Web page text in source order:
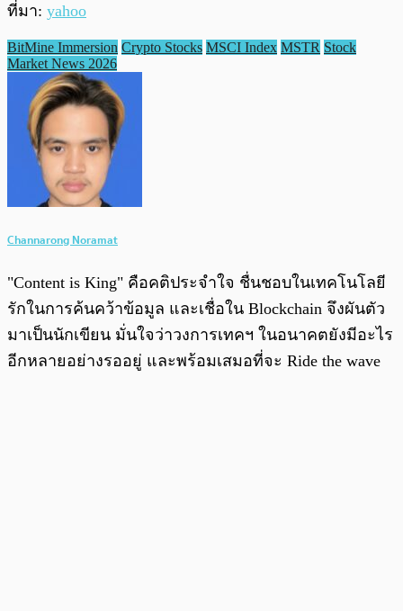
ที่มา: yahoo
BitMine Immersion Crypto Stocks MSCI Index MSTR Stock
Market News 2026
Channarong Noramat
"Content is King" คือคติประจำใจ ชื่นชอบในเทคโนโลยี
รักในการค้นคว้าข้อมูล และเชื่อใน Blockchain จึงผันตัว
มาเป็นนักเขียน มั่นใจว่าวงการเทคฯ ในอนาคตยังมีอะไร
อีกหลายอย่างรออยู่ และพร้อมเสมอที่จะ Ride the wave